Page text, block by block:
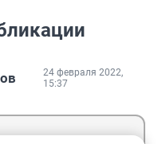
24 февраля 2022,
15:37